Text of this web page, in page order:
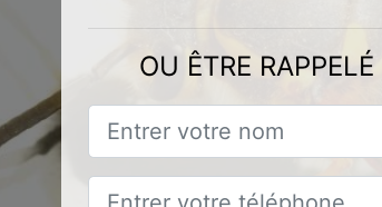
OU ÊTRE RAPPELÉ